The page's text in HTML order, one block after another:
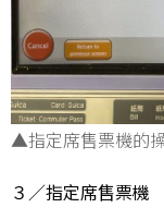
▲指定席售票機的
３／指定席售票機